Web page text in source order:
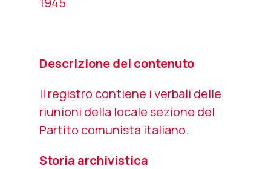
Descrizione del contenuto
Il registro contiene i verbali delle
riunioni della locale sezione del
Partito comunista italiano.
Storia archivistica